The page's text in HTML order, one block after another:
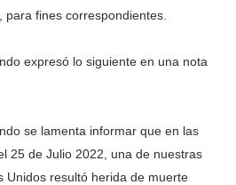
fines correspondientes.
expresó lo siguiente en una nota
se lamenta informar que en las
25 de Julio 2022, una de nuestras
Unidos resultó herida de muerte